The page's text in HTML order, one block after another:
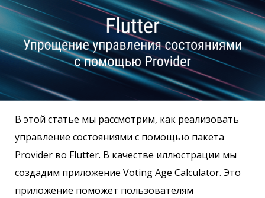
В этой статье мы рассмотрим, как реализовать
управление состояниями с помощью пакета
Provider во Flutter. В качестве иллюстрации мы
создадим приложение Voting Age Calculator. Это
приложение поможет пользователям